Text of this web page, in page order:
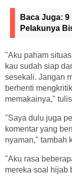
Baca Juga: 9
Pelakunya
"Aku paham
kau sudah siap
sesekali. Jangan
berhenti
memakainya,"
"Saya dulu juga
komentar yang
nyaman," tambah
"Aku rasa
mereka soal hijab